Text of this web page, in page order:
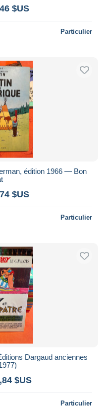
$US
Particulier
édition 1966 — Bon
$US
Particulier
Dargaud anciennes
$US
Particulier